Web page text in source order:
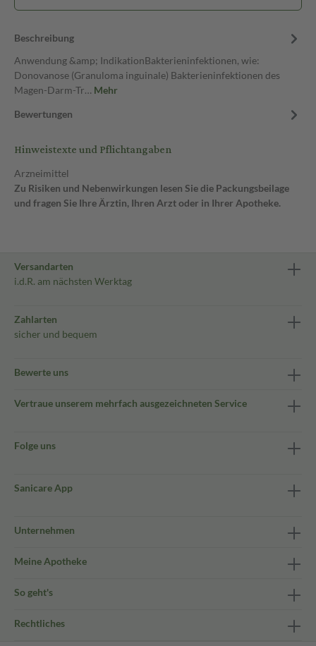
Beschreibung
Anwendung &amp; IndikationBakterieninfektionen, wie:
Donovanose (Granuloma inguinale) Bakterieninfektionen des
Magen-Darm-Tr… Mehr
Bewertungen
Hinweistexte und Pflichtangaben
Arzneimittel
Zu Risiken und Nebenwirkungen lesen Sie die Packungsbeilage
und fragen Sie Ihre Ärztin, Ihren Arzt oder in Ihrer Apotheke.
Versandarten
i.d.R. am nächsten Werktag
Zahlarten
sicher und bequem
Bewerte uns
Vertraue unserem mehrfach ausgezeichneten Service
Folge uns
Sanicare App
Unternehmen
Meine Apotheke
So geht's
Rechtliches